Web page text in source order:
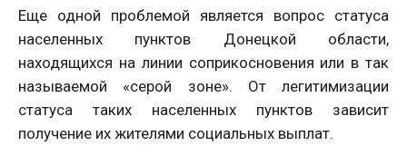
Еще одной проблемой является вопрос статуса
населенных пунктов Донецкой области,
находящихся на линии соприкосновения или в так
называемой «серой зоне». От легитимизации
статуса таких населенных пунктов зависит
получение их жителями социальных выплат.